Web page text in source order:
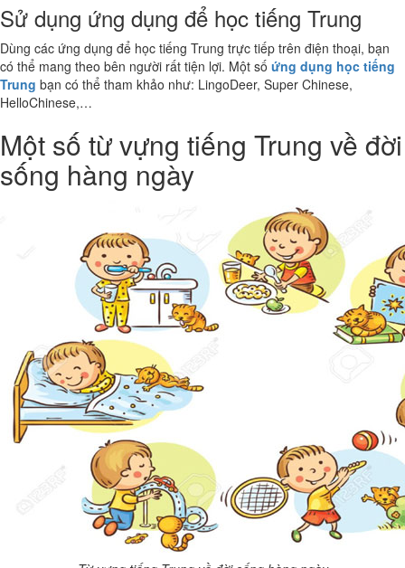
Sử dụng ứng dụng để học tiếng Trung
Dùng các ứng dụng để học tiếng Trung trực tiếp trên điện thoại, bạn
có thể mang theo bên người rất tiện lợi. Một số ứng dụng học tiếng
Trung bạn có thể tham khảo như: LingoDeer, Super Chinese,
HelloChinese,…
Một số từ vựng tiếng Trung về đời
sống hàng ngày